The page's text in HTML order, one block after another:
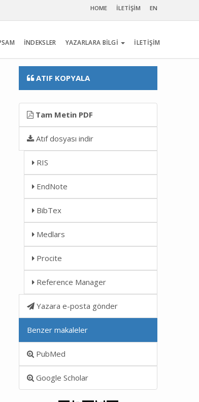
HOME İLETİŞİM EN
İNDEKSLER YAZARLARA BİLGİ İLETİŞİM
ATIF KOPYALA
Tam Metin PDF
Atıf dosyası indir
RIS
EndNote
BibTex
Medlars
Procite
Reference Manager
Yazara e-posta gönder
Benzer makaleler
PubMed
Google Scholar